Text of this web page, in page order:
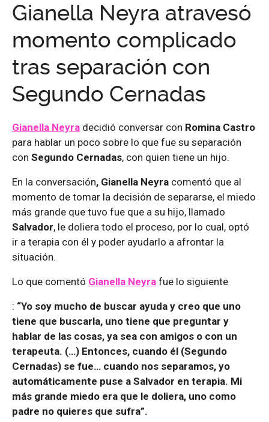
Gianella Neyra atravesó
momento complicado
tras separación con
Segundo Cernadas
Gianella Neyra decidió conversar con Romina Castro
para hablar un poco sobre lo que fue su separación
con Segundo Cernadas, con quien tiene un hijo.
En la conversación, Gianella Neyra comentó que al
momento de tomar la decisión de separarse, el miedo
más grande que tuvo fue que a su hijo, llamado
Salvador, le doliera todo el proceso, por lo cual, optó
ir a terapia con él y poder ayudarlo a afrontar la
situación.
Lo que comentó Gianella Neyra fue lo siguiente
: “Yo soy mucho de buscar ayuda y creo que uno
tiene que buscarla, uno tiene que preguntar y
hablar de las cosas, ya sea con amigos o con un
terapeuta. (…) Entonces, cuando él (Segundo
Cernadas) se fue… cuando nos separamos, yo
automáticamente puse a Salvador en terapia. Mi
más grande miedo era que le doliera, uno como
padre no quieres que sufra”.